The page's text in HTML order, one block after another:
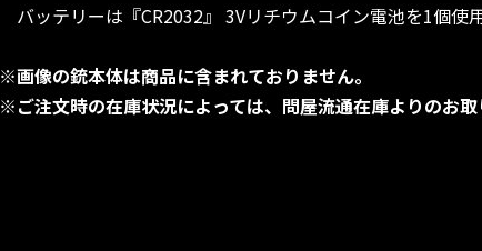
バッテリーは『CR2032』 3Vリチウムコイン電池を1個使
※画像の銃本体は商品に含まれておりません。
※ご注文時の在庫状況によっては、問屋流通在庫よりのお